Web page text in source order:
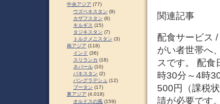
関連記事
配食サービス
がい者世帯へ
スです。 配食
時30分～4時
500円（課税
請が必要です
中央アジア (77)
ウズベキスタン (9)
カザフスタン (6)
キルギス (15)
タジキスタン (7)
トルクメニスタン (3)
南アジア (118)
インド (36)
スリランカ (18)
ネパール (10)
パキスタン (2)
バングラデシュ (12)
ブータン (17)
東アジア (4,018)
オルドスの風 (159)